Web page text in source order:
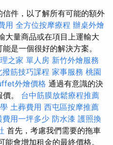
件，以了解所有可能的額外
用 全方位按摩療程 辦桌外燴
大量商品或在項目上運輸大
是一個很好的解決方案。
之家 單人房 新竹外燴服務
撥筋技巧課程 家事服務 桃園
外燴價格 通過有意識的決
。 台中筋膜放鬆療程推薦
土葬費用 西屯區按摩推薦
費用一坪多少 防水漆 護照換
首先，考慮我們需要的拖車
會增加租金的最終價格。